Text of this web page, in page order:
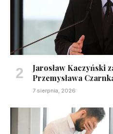
Jarosław Kaczyński
Przemysława
7 sierpnia, 2026